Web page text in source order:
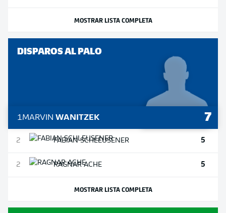
MOSTRAR LISTA COMPLETA
DISPAROS AL PALO
1MARVIN WANITZEK 7
2 FABIANSCHLEUSENER 5
2 RAGNARACHE 5
MOSTRAR LISTA COMPLETA